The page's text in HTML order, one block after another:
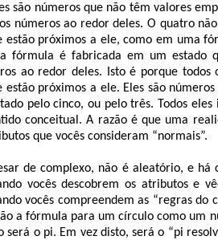
são números que não têm valores
números ao redor deles. O quatro
estão próximos a ele, como em uma
fórmula é fabricada em um estado
ao redor deles. Isto é porque todos
estão próximos a ele. Eles são
pelo cinco, ou pelo três. Todos
conceitual. A razão é que uma
que vocês consideram “normais”.
de complexo, não é aleatório, e
vocês descobrem os atributos e
vocês compreendem as “regras do
a fórmula para um círculo como um
será o pi. Em vez disto, será o “pi